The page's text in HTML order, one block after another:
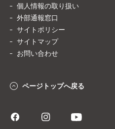
個人情報の取り扱い
外部通報窓口
サイトポリシー
サイトマップ
お問い合わせ
ページトップへ戻る